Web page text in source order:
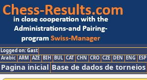
Logged on: Gast
Arabic ARM AZE BIH BUL CAT CHN CRO CZE DEN ENG ESP
Pagina inicial Base de dados de torneios